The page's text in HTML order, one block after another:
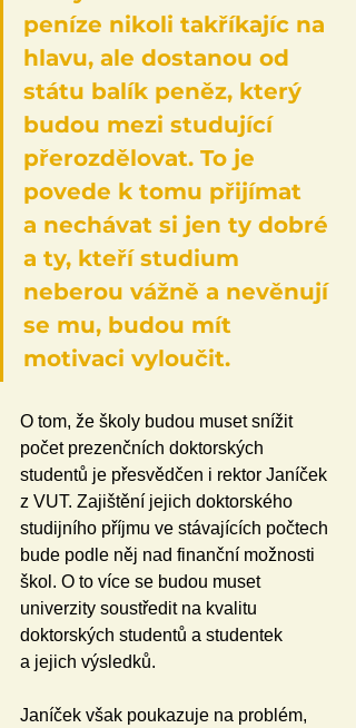
peníze nikoli takříkajíc na
hlavu, ale dostanou od
státu balík peněz, který
budou mezi studující
přerozdělovat. To je
povede k tomu přijímat
a nechávat si jen ty dobré
a ty, kteří studium
neberou vážně a nevěnují
se mu, budou mít
motivaci vyloučit.
O tom, že školy budou muset snížit
počet prezenčních doktorských
studentů je přesvědčen i rektor Janíček
z VUT. Zajištění jejich doktorského
studijního příjmu ve stávajících počtech
bude podle něj nad finanční možnosti
škol. O to více se budou muset
univerzity soustředit na kvalitu
doktorských studentů a studentek
a jejich výsledků.
Janíček však poukazuje na problém,